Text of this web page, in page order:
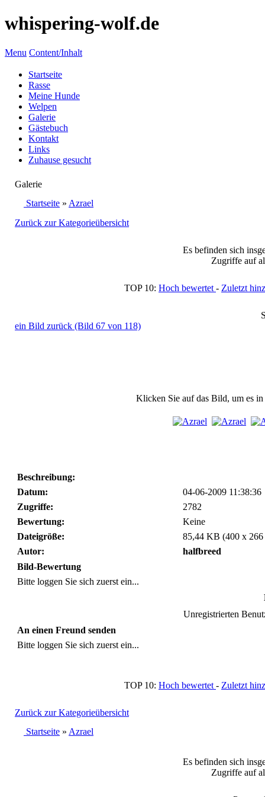
whispering-wolf.de
Menu Content/Inhalt
Startseite
Rasse
Meine Hunde
Welpen
Galerie
Gästebuch
Kontakt
Links
Zuhause gesucht
Galerie
Startseite » Azrael
Zurück zur Kategorieübersicht
Es befinden sich
Zugriffe auf
TOP 10: Hoch bewertet - Zuletzt
ein Bild zurück (Bild 67 von 118)
Klicken Sie auf das Bild, um es
Beschreibung:
Datum:
04-06-2009 11:38:36
Zugriffe:
2782
Bewertung:
Keine
Dateigröße:
85,44 KB (400 x
Autor:
halfbreed
Bild-Bewertung
Bitte loggen Sie sich zuerst ein...
Unregistrierten
An einen Freund senden
Bitte loggen Sie sich zuerst ein...
TOP 10: Hoch bewertet - Zuletzt
Zurück zur Kategorieübersicht
Startseite » Azrael
Es befinden sich
Zugriffe auf